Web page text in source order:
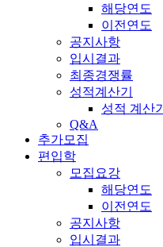
해당연도
이전연도
공지사항
입시결과
최종경쟁률
성적계산기
성적 계산기
Q&A
추가모집
편입학
모집요강
해당연도
이전연도
공지사항
입시결과